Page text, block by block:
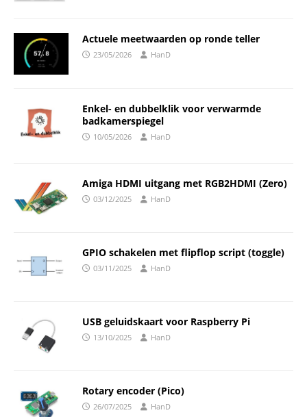
Actuele meetwaarden op ronde teller
23/05/2026 HanD
Enkel- en dubbelklik voor verwarmde
badkamerspiegel
10/05/2026 HanD
Amiga HDMI uitgang met RGB2HDMI (Zero)
03/12/2025 HanD
GPIO schakelen met flipflop script (toggle)
03/11/2025 HanD
USB geluidskaart voor Raspberry Pi
13/10/2025 HanD
Rotary encoder (Pico)
26/07/2025 HanD